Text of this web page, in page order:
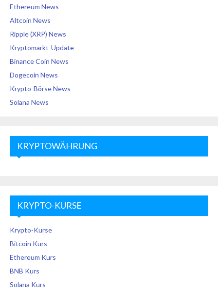
Ethereum News
Altcoin News
Ripple (XRP) News
Kryptomarkt-Update
Binance Coin News
Dogecoin News
Krypto-Börse News
Solana News
KRYPTOWÄHRUNG
KRYPTO-KURSE
Krypto-Kurse
Bitcoin Kurs
Ethereum Kurs
BNB Kurs
Solana Kurs